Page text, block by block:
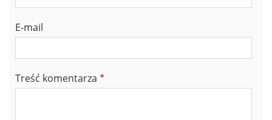
E-mail
Treść komentarza